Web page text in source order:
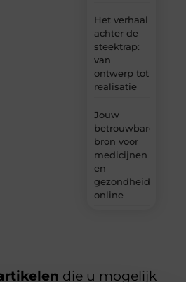
Het verhaal
achter de
steektrap:
van
ontwerp tot
realisatie
Jouw
betrouwbare
bron voor
medicijnen
en
online
die u mogelijk